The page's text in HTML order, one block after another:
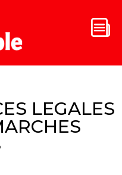
LEGALES